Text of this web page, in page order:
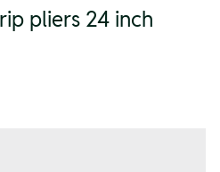
pliers 24 inch